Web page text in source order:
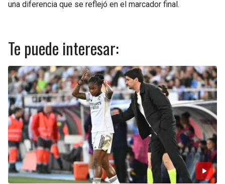
una diferencia que se reflejó en el marcador final.
Te puede interesar: